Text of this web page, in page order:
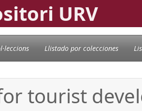
URV
Llistado por colecciones
tourist